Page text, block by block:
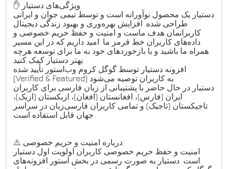
✋ ویژگی‌های دستیار
دستیار یک محصول نوآورانه است و توسط تیمی جوان و ایرانی
طراحی شده. افزایش بهره‌وری و بهبود زندگی دیجیتال
کاربرانمان هدف ماست و امنیت و حفظ حریم خصوصی و
داده‌های کاربران خط قرمز ما. امید داریم که در این مسیر
همراه ما باشید و با بازخوردهای خود به ما برای توسعه هرچه
افزونه دستیار توسط گوگل کروم وب‌استور تأیید شده
دستیار در حال حاضر با پشتیبانی از زبان فارسی برای کاربران
ایران (فارس)، افغانستان (افغان)، ازبکستان (ازبک)،
تاجیکستان (تاجیک) و تمامی کاربران فارسی‌زبان در سراسر
⚠️ درباره امنیت و حریم خصوصی:
امنیت و حفظ حریم خصوصی کاربران اولویت اول دستیار
است. دستیار به صورت رسمی در بخش استور افزونه‌های